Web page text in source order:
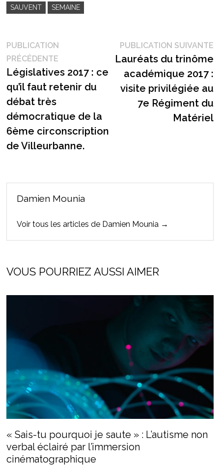
SAUVENT SEMAINE
Navigation
de
l’article
PUBLICATION
PRÉCÉDENTEPublication
précédente :
Législatives 2017 : ce
qu’il faut retenir du
débat très
démocratique de la
6ème circonscription
de Villeurbanne.
PUBLICATION SUIVANTE
Lauréats du trinôme
académique 2017 :
visite privilégiée au
7e Régiment du
Matériel
Damien Mounia
Voir tous les articles de Damien Mounia →
VOUS POURRIEZ AUSSI AIMER
« Sais-tu pourquoi je saute » : L’autisme non
verbal éclairé par l’immersion
cinématographique